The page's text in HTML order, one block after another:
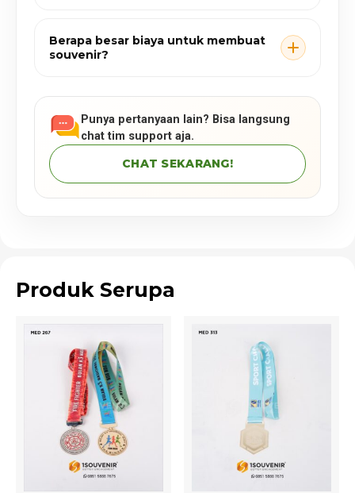
Berapa besar biaya untuk membuat
souvenir?
Punya pertanyaan lain? Bisa langsung
chat tim support aja.
CHAT SEKARANG!
Produk Serupa